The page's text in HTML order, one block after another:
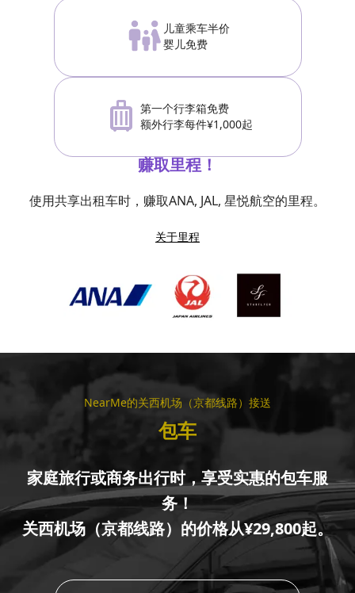
儿童乘车半价
婴儿免费
第一个行李箱免费
额外行李每件¥1,000起
赚取里程！
使用共享出租车时，赚取ANA, JAL, 星悦航空的里程。
关于里程
NearMe的关西机场（京都线路）接送
包车
家庭旅行或商务出行时，享受实惠的包车服
务！
关西机场（京都线路）的价格从¥29,800起。